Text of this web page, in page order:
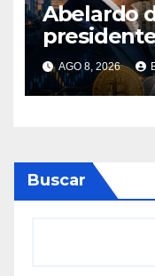
Abelardo
comienza
puede
economía
AGO 8, 2026
Buscar